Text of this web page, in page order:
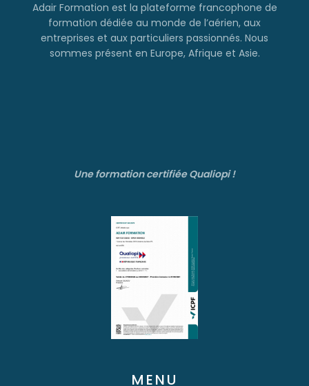
Adair Formation est la plateforme francophone de
formation dédiée au monde de l’aérien, aux
entreprises et aux particuliers passionnés. Nous
sommes présent en Europe, Afrique et Asie.
Une formation certifiée Qualiopi !
MENU